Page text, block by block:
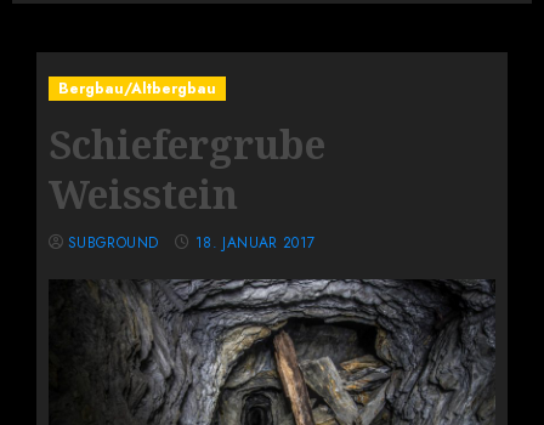
Bergbau/Altbergbau
Schiefergrube
Weisstein
SUBGROUND 18. JANUAR 2017